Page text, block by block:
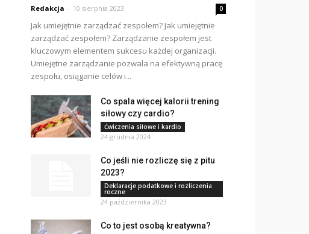
Redakcja - 10 sierpnia 2023 0
Jak umiejętnie zarządzać zespołem? Jak umiejętnie
zarządzać zespołem? Zarządzanie zespołem jest
kluczowym elementem sukcesu każdej organizacji.
Umiejętne zarządzanie pozwala na efektywną pracę
zespołu, osiąganie celów i...
Co spala więcej kalorii trening
siłowy czy cardio?
Ćwiczenia siłowe i kardio
24 grudnia 2024
Co jeśli nie rozliczę się z pitu
2023?
Deklaracje podatkowe i rozliczenia
roczne
24 października 2023
Co to jest osobą kreatywna?